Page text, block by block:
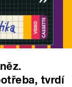
tvrdí